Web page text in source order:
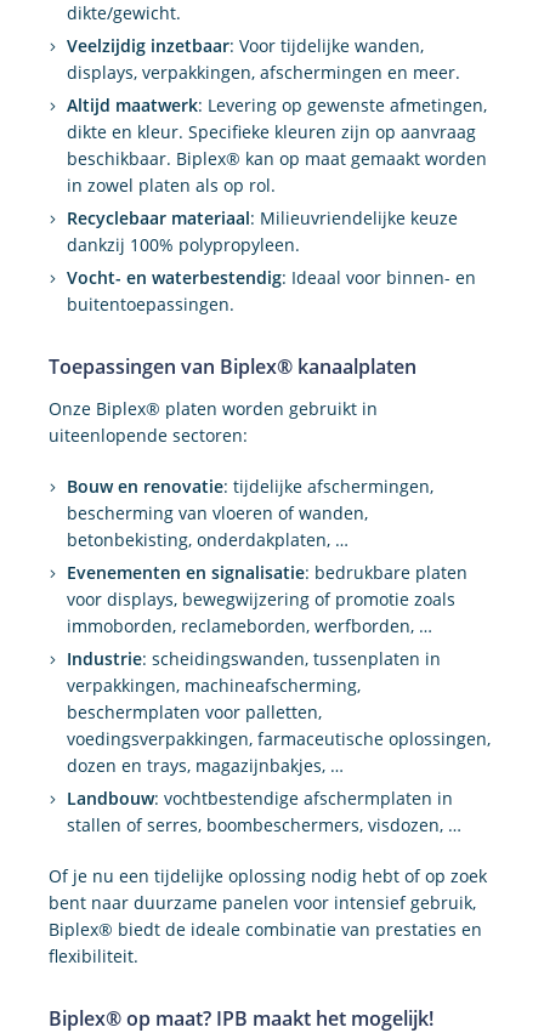
dikte/gewicht.
Veelzijdig inzetbaar: Voor tijdelijke wanden,
displays, verpakkingen, afschermingen en meer.
Altijd maatwerk: Levering op gewenste afmetingen,
dikte en kleur. Specifieke kleuren zijn op aanvraag
beschikbaar. Biplex® kan op maat gemaakt worden
in zowel platen als op rol.
Recyclebaar materiaal: Milieuvriendelijke keuze
dankzij 100% polypropyleen.
Vocht- en waterbestendig: Ideaal voor binnen- en
buitentoepassingen.
Toepassingen van Biplex® kanaalplaten
Onze Biplex® platen worden gebruikt in
uiteenlopende sectoren:
Bouw en renovatie: tijdelijke afschermingen,
bescherming van vloeren of wanden,
betonbekisting, onderdakplaten, …
Evenementen en signalisatie: bedrukbare platen
voor displays, bewegwijzering of promotie zoals
immoborden, reclameborden, werfborden, …
Industrie: scheidingswanden, tussenplaten in
verpakkingen, machineafscherming,
beschermplaten voor palletten,
voedingsverpakkingen, farmaceutische oplossingen,
dozen en trays, magazijnbakjes, …
Landbouw: vochtbestendige afschermplaten in
stallen of serres, boombeschermers, visdozen, …
Of je nu een tijdelijke oplossing nodig hebt of op zoek
bent naar duurzame panelen voor intensief gebruik,
Biplex® biedt de ideale combinatie van prestaties en
flexibiliteit.
Biplex® op maat? IPB maakt het mogelijk!